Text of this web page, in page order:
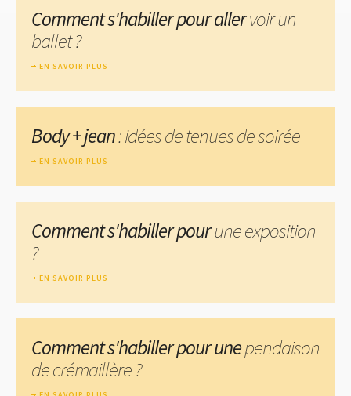
Comment s'habiller pour allervoir un
ballet ?
EN SAVOIR PLUS
Body + jean: idées de tenues de soirée
EN SAVOIR PLUS
Comment s'habiller pourune exposition
?
EN SAVOIR PLUS
Comment s'habiller pour unependaison
de crémaillère ?